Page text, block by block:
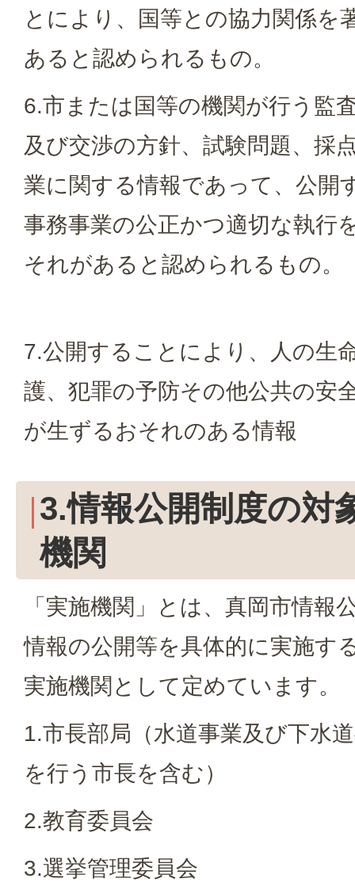
とにより、国等との協力関係を
あると認められるもの。
6.市または国等の機関が行う監
及び交渉の方針、試験問題、採
業に関する情報であって、公開
事務事業の公正かつ適切な執行
それがあると認められるもの。
7.公開することにより、人の生
護、犯罪の予防その他公共の安
が生ずるおそれのある情報
3.情報公開制度の対
機関
「実施機関」とは、真岡市情報
情報の公開等を具体的に実施す
実施機関として定めています。
1.市長部局（水道事業及び下水
を行う市長を含む）
2.教育委員会
3.選挙管理委員会